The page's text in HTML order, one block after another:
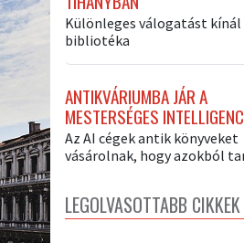
Különleges válogatást kínál
bibliotéka
ANTIKVÁRIUMBA JÁR A
MESTERSÉGES
Az AI cégek antik könyveket
vásárolnak, hogy azokból
LEGOLVASOTTABB CIKKEK